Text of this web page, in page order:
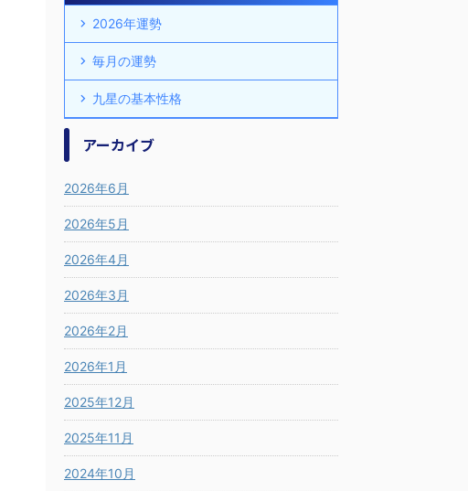
2026年運勢
毎月の運勢
九星の基本性格
アーカイブ
2026年6月
2026年5月
2026年4月
2026年3月
2026年2月
2026年1月
2025年12月
2025年11月
2024年10月